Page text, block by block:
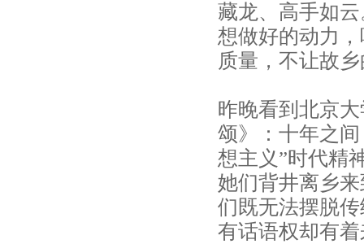
藏龙、高手如
想做好的动力
质量，不让故
昨晚看到北京
颂》：十年之
想主义”时代精
她们背井离乡
们既无法摆脱
有话语权却有